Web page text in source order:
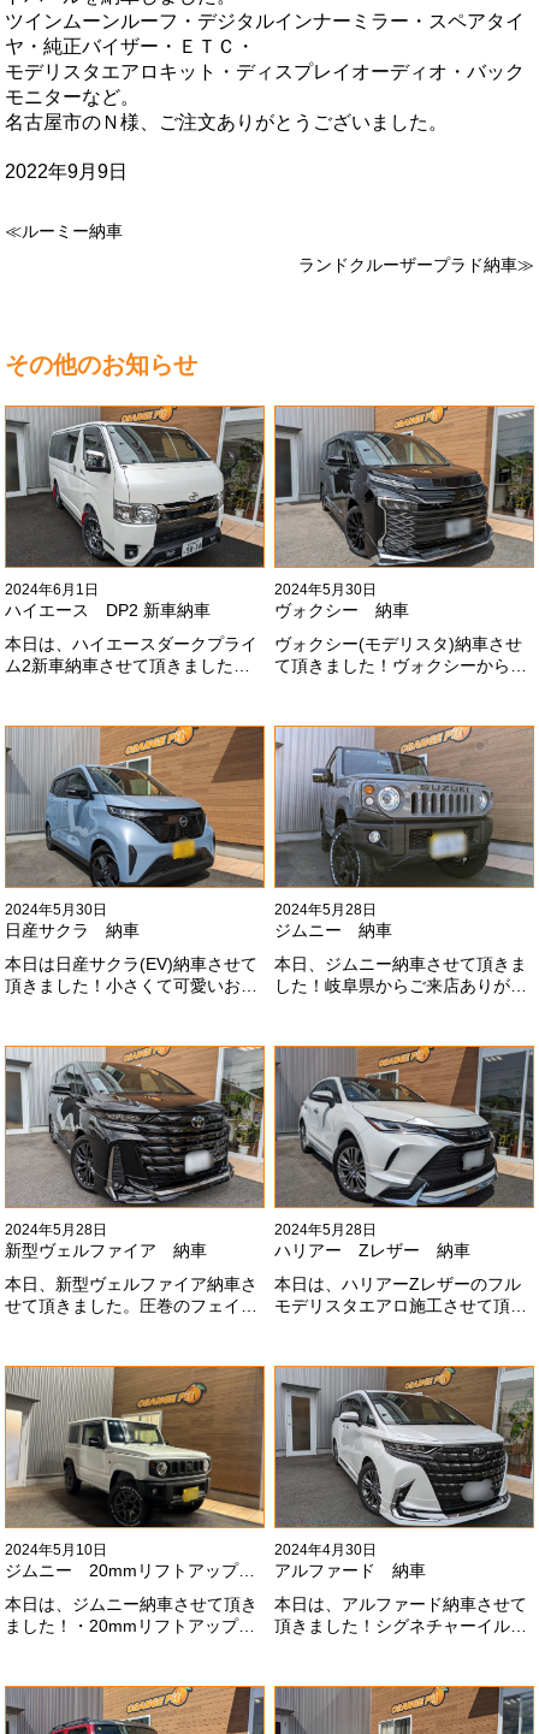
ツインムーンルーフ・デジタルインナーミラー・スペアタイ
ヤ・純正バイザー・ＥＴＣ・
モデリスタエアロキット・ディスプレイオーディオ・バック
モニターなど。
名古屋市のＮ様、ご注文ありがとうございました。
2022年9月9日
≪ルーミー納車
ランドクルーザープラド納車≫
その他のお知らせ
2024年6月1日
ハイエース DP2 新車納車
本日は、ハイエースダークプライ
ム2新車納車させて頂きました！
ました#x1f60a;
2024年5月30日
ヴォクシー 納車
ヴォクシー(モデリスタ)納車させ
て頂きました！ヴォクシーからヴ
利用頂きありがとうございます
#x1f60a;
2024年5月30日
日産サクラ 納車
本日は日産サクラ(EV)納車させて
頂きました！小さくて可愛いお車
#x1f60a;#x1f60a;M様ありがとう
ございました#x1f60a;
2024年5月28日
ジムニー 納車
本日、ジムニー納車させて頂きま
した！岐阜県からご来店ありがと
ープンカントリー、ホイールと、
可愛い仕様になりました！これか
らもよろしくお願いします
#x1f647;#x200d;#x2640;#xfe0f;
2024年5月28日
新型ヴェルファイア 納車
本日、新型ヴェルファイア納車さ
せて頂きました。圧巻のフェイス
なりました！いつも本当にありが
とうございます#x1f60a;
2024年5月28日
ハリアー Zレザー 納車
本日は、ハリアーZレザーのフル
モデリスタエアロ施工させて頂き
全然、思い通りエアロが入ってき
ませんね。。今後とも宜しくお願
いします！
2024年5月10日
ジムニー 20mmリフトアップ納車
本日は、ジムニー納車させて頂き
ました！・20mmリフトアップ・
させて頂きました！！弊社で、短
期間に何台もご注文ありがどうご
2024年4月30日
アルファード 納車
本日は、アルファード納車させて
頂きました！シグネチャーイル
よろしくお願いします
#x1f647;#x200d;#x2640;#xfe0f;